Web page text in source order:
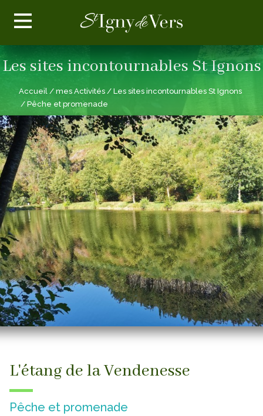
Les sites incontournables St Ignons
Accueil / mes Activités / Les sites incontournables St Ignons
/ Pêche et promenade
L'étang de la Vendenesse
Pêche et promenade